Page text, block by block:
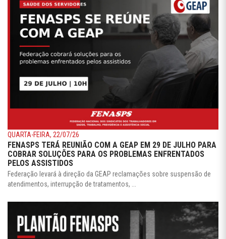
QUARTA-FEIRA, 22/07/26
FENASPS TERÁ REUNIÃO COM A GEAP EM 29 DE JULHO PARA
COBRAR SOLUÇÕES PARA OS PROBLEMAS ENFRENTADOS
PELOS ASSISTIDOS
Federação levará à direção da GEAP reclamações sobre suspensão de
atendimentos, interrupção de tratamentos, ...